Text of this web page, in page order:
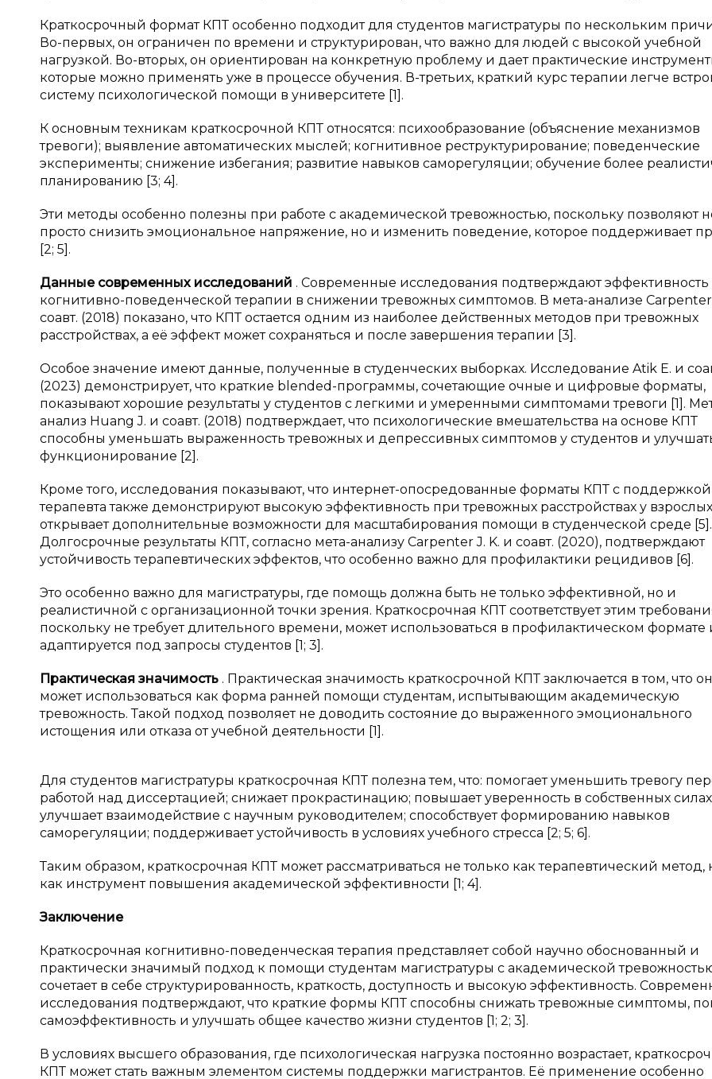
Краткосрочный формат КПТ особенно подходит для студентов магистратуры по нескольким
Во-первых, он ограничен по времени и структурирован, что важно для людей с высокой учебной
нагрузкой. Во-вторых, он ориентирован на конкретную проблему и дает практические
которые можно применять уже в процессе обучения. В-третьих, краткий курс терапии легче
систему психологической помощи в университете [1].
К основным техникам краткосрочной КПТ относятся: психообразование (объяснение механизмов
тревоги); выявление автоматических мыслей; когнитивное реструктурирование; поведенческие
эксперименты; снижение избегания; развитие навыков саморегуляции; обучение более
планированию [3; 4].
Эти методы особенно полезны при работе с академической тревожностью, поскольку позволяют
просто снизить эмоциональное напряжение, но и изменить поведение, которое поддерживает
[2; 5].
Данные современных исследований . Современные исследования подтверждают эффективность
когнитивно-поведенческой терапии в снижении тревожных симптомов. В мета-анализе Carpenter
соавт. (2018) показано, что КПТ остается одним из наиболее действенных методов при тревожных
расстройствах, а её эффект может сохраняться и после завершения терапии [3].
Особое значение имеют данные, полученные в студенческих выборках. Исследование Atik E. и
(2023) демонстрирует, что краткие blended-программы, сочетающие очные и цифровые форматы,
показывают хорошие результаты у студентов с легкими и умеренными симптомами тревоги [1].
анализ Huang J. и соавт. (2018) подтверждает, что психологические вмешательства на основе КПТ
способны уменьшать выраженность тревожных и депрессивных симптомов у студентов и
функционирование [2].
Кроме того, исследования показывают, что интернет-опосредованные форматы КПТ с поддержкой
терапевта также демонстрируют высокую эффективность при тревожных расстройствах у
открывает дополнительные возможности для масштабирования помощи в студенческой среде [5].
Долгосрочные результаты КПТ, согласно мета-анализу Carpenter J. K. и соавт. (2020), подтверждают
устойчивость терапевтических эффектов, что особенно важно для профилактики рецидивов [6].
Это особенно важно для магистратуры, где помощь должна быть не только эффективной, но и
реалистичной с организационной точки зрения. Краткосрочная КПТ соответствует этим
поскольку не требует длительного времени, может использоваться в профилактическом формате
адаптируется под запросы студентов [1; 3].
Практическая значимость . Практическая значимость краткосрочной КПТ заключается в том, что
может использоваться как форма ранней помощи студентам, испытывающим академическую
тревожность. Такой подход позволяет не доводить состояние до выраженного эмоционального
истощения или отказа от учебной деятельности [1].
Для студентов магистратуры краткосрочная КПТ полезна тем, что: помогает уменьшить тревогу
работой над диссертацией; снижает прокрастинацию; повышает уверенность в собственных
улучшает взаимодействие с научным руководителем; способствует формированию навыков
саморегуляции; поддерживает устойчивость в условиях учебного стресса [2; 5; 6].
Таким образом, краткосрочная КПТ может рассматриваться не только как терапевтический метод,
как инструмент повышения академической эффективности [1; 4].
Заключение
Краткосрочная когнитивно-поведенческая терапия представляет собой научно обоснованный и
практически значимый подход к помощи студентам магистратуры с академической
сочетает в себе структурированность, краткость, доступность и высокую эффективность.
исследования подтверждают, что краткие формы КПТ способны снижать тревожные симптомы,
самоэффективность и улучшать общее качество жизни студентов [1; 2; 3].
В условиях высшего образования, где психологическая нагрузка постоянно возрастает,
КПТ может стать важным элементом системы поддержки магистрантов. Её применение особенно